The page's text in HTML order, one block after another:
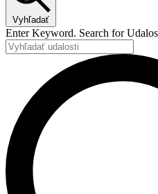
Vyhľadať
Enter Keyword. Search for